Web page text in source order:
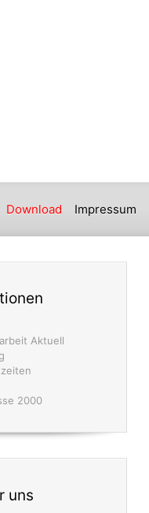
Download Impressum
Aktuell
2000
uns